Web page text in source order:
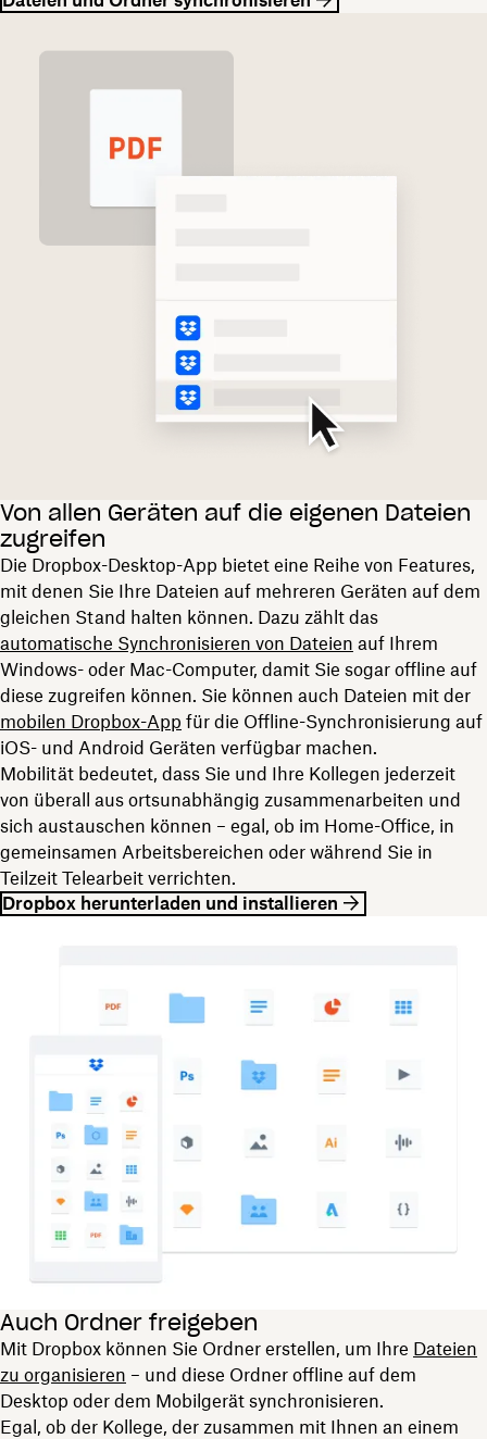
Von allen Geräten auf die eigenen Dateien
zugreifen
Die Dropbox-Desktop-App bietet eine Reihe von Features,
mit denen Sie Ihre Dateien auf mehreren Geräten auf dem
gleichen Stand halten können. Dazu zählt das
automatische Synchronisieren von Dateien auf Ihrem
Windows- oder Mac-Computer, damit Sie sogar offline auf
diese zugreifen können. Sie können auch Dateien mit der
mobilen Dropbox-App für die Offline-Synchronisierung auf
iOS- und Android Geräten verfügbar machen.
Mobilität bedeutet, dass Sie und Ihre Kollegen jederzeit
von überall aus ortsunabhängig zusammenarbeiten und
sich austauschen können – egal, ob im Home-Office, in
gemeinsamen Arbeitsbereichen oder während Sie in
Teilzeit Telearbeit verrichten.
Dropbox herunterladen und installieren
Auch Ordner freigeben
Mit Dropbox können Sie Ordner erstellen, um Ihre Dateien
zu organisieren – und diese Ordner offline auf dem
Desktop oder dem Mobilgerät synchronisieren.
Egal, ob der Kollege, der zusammen mit Ihnen an einem